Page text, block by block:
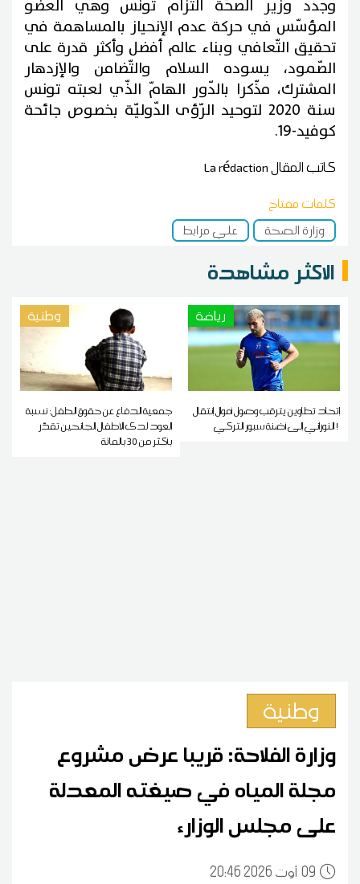
وجدّد وزير الصحّة التزام تونس وهي العضو
المؤسّس في حركة عدم الإنحياز بالمساهمة في
تحقيق التّعافي وبناء عالم أفضل وأكثر قدرة على
الصّمود، يسوده السلام والتّضامن والإزدهار
المشترك، مذّكرا بالدّور الهامّ الذّي لعبته تونس
سنة 2020 لتوحيد الرّؤى الدّوليّة بخصوص جائحة
كوفيد-19.
كاتب المقالLa rédaction
كلمات مفتاح
وزارة الصحة
علي مرابط
الاكثر مشاهدة
رياضة
إتحاد تطاوين يترقب وصول أموال إنتقال
النوراني إلى أضنة سبور التركي !
وطنية
جمعية الدفاع عن حقوق الطفل: نسبة
العود لدى الأطفال الجانحين تقدّر
بأكثر من 30 بالمائة
وطنية
وزارة الفلاحة: قريبا عرض مشروع
مجلة المياه في صيغته المعدلة
على مجلس الوزارء
0920:46 2026 أوت